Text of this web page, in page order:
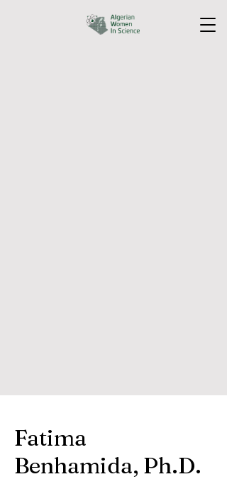
Fatima
Benhamida, Ph.D.